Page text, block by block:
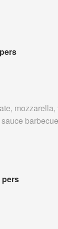
barbecue
pers